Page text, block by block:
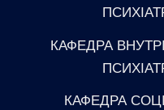
КАФЕДРА
КАФЕДРА